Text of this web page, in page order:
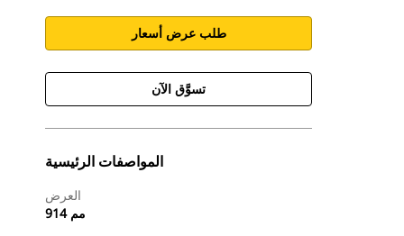
طلب عرض أسعار
تسوَّق الآن
المواصفات الرئيسية
العرض
914 مم